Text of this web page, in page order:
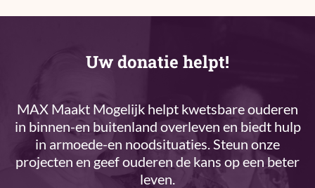
Uw donatie helpt!
MAX Maakt Mogelijk helpt kwetsbare ouderen
in binnen-en buitenland overleven en biedt hulp
in armoede-en noodsituaties. Steun onze
projecten en geef ouderen de kans op een beter
leven.